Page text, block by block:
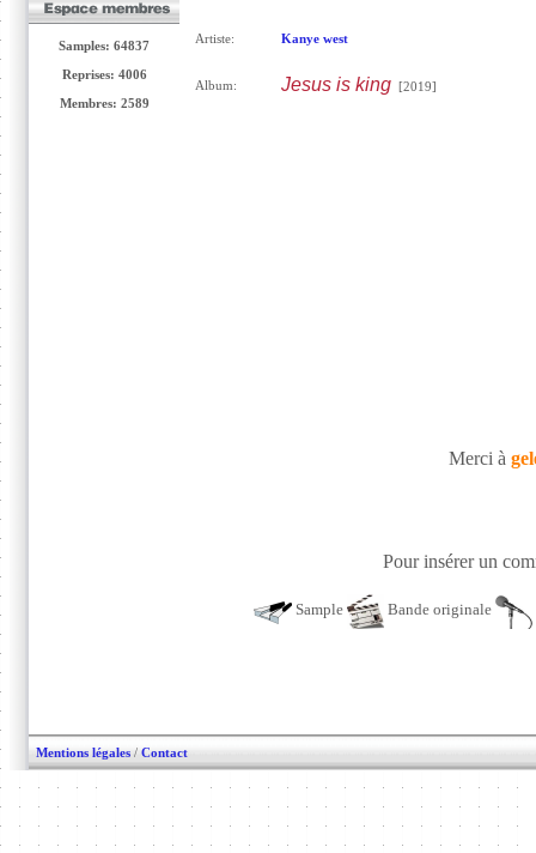
Samples: 64837
Reprises: 4006
Membres: 2589
Artiste: Kanye west
Album: Jesus is king[2019]
Merci à
Pour insérer un
Sample Bande originale
Mentions légales / Contact